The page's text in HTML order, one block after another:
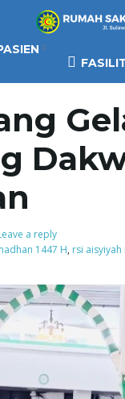
a reply
1447 H, rsi